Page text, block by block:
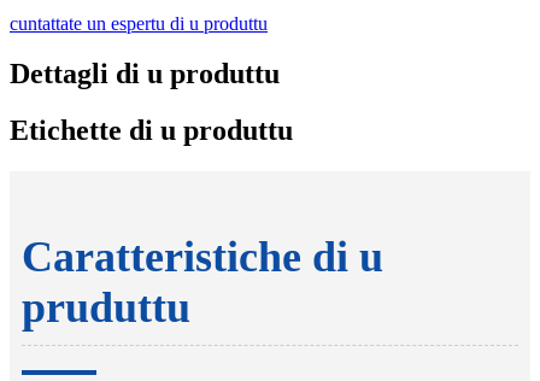
cuntattate un espertu di u produttu
Dettagli di u produttu
Etichette di u produttu
Caratteristiche di u
pruduttu